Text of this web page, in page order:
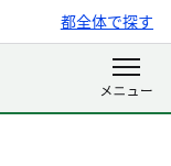
都全体で探す